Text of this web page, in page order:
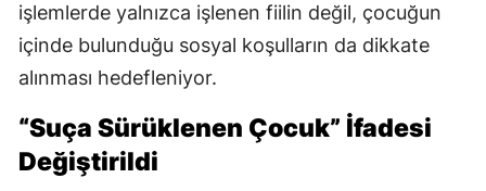
işlemlerde yalnızca işlenen fiilin değil, çocuğun
içinde bulunduğu sosyal koşulların da dikkate
alınması hedefleniyor.
“Suça Sürüklenen Çocuk” İfadesi
Değiştirildi